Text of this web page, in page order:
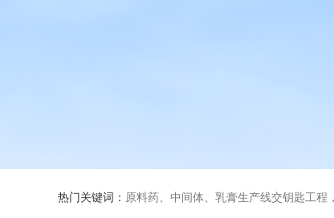
热门关键词： 原料药、中间体、乳膏生产线交钥匙工程，YGA、YGB系列真空